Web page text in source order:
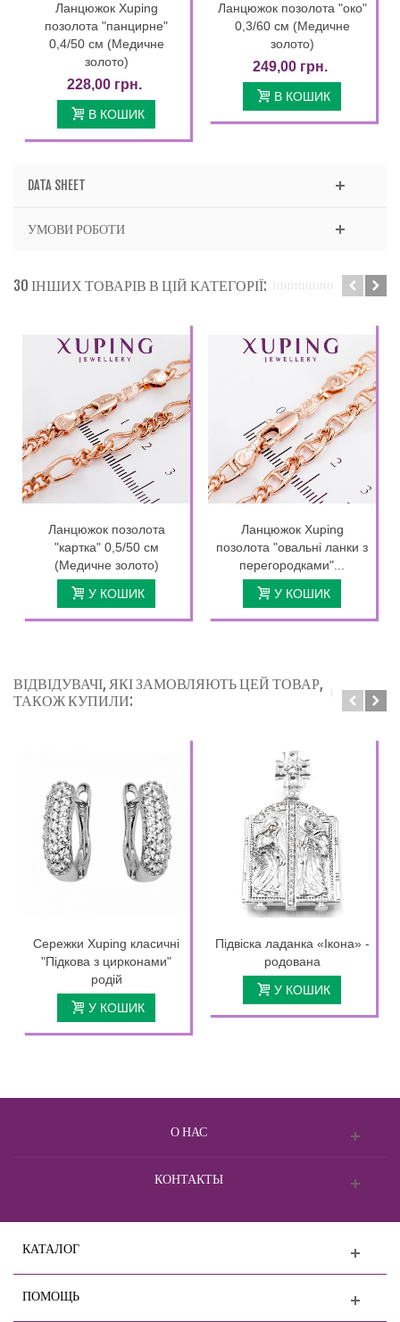
Ланцюжок Xuping
позолота "панцирне"
0,4/50 см (Медичне
золото)
228,00 грн.
В КОШИК
Ланцюжок позолота "око"
0,3/60 см (Медичне
золото)
249,00 грн.
В КОШИК
DATA SHEET
УМОВИ РОБОТИ
30 ІНШИХ ТОВАРІВ В ЦІЙ КАТЕГОРІЇ:
Ланцюжок позолота
"картка" 0,5/50 см
(Медичне золото)
У КОШИК
Ланцюжок Xuping
позолота "овальні ланки з
перегородками"...
У КОШИК
ВІДВІДУВАЧІ, ЯКІ ЗАМОВЛЯЮТЬ ЦЕЙ ТОВАР,
ТАКОЖ КУПИЛИ:
Сережки Xuping класичні
"Підкова з цирконами"
родій
У КОШИК
Підвіска ладанка «Ікона» -
родована
У КОШИК
О НАС
КОНТАКТЫ
КАТАЛОГ
ПОМОЩЬ